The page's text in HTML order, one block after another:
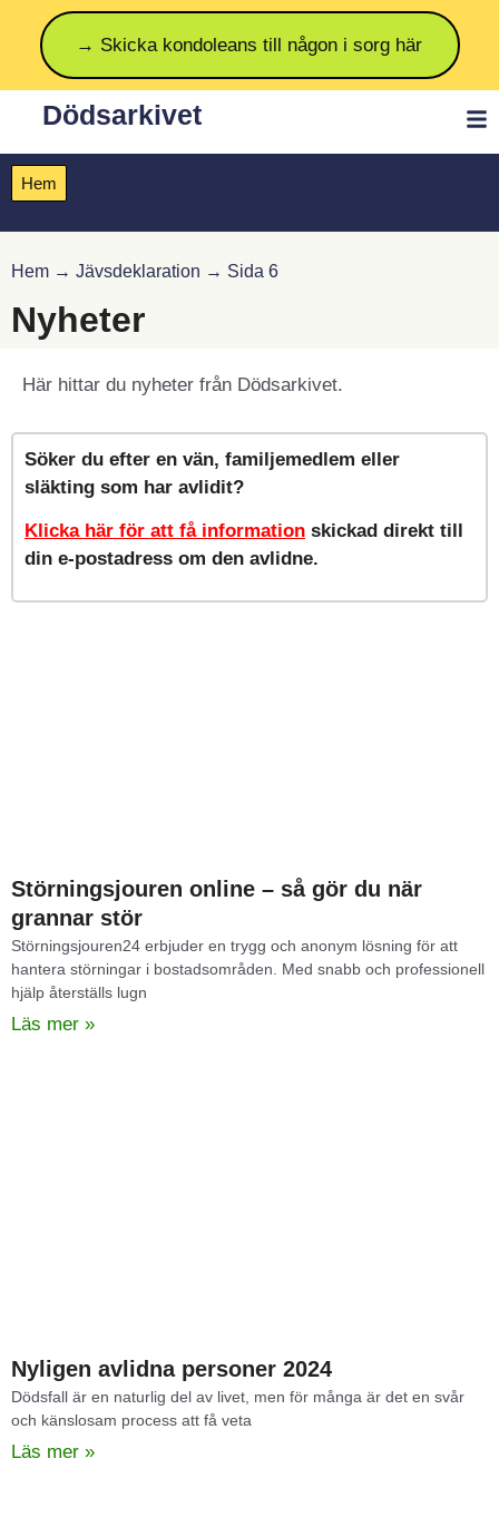
→ Skicka kondoleans till någon i sorg här
Dödsarkivet
Hem
Hem → Jävsdeklaration → Sida 6
Nyheter
Här hittar du nyheter från Dödsarkivet.
Söker du efter en vän, familjemedlem eller
släkting som har avlidit?
Klicka här för att få information skickad direkt till
din e-postadress om den avlidne.
Störningsjouren online – så gör du när
grannar stör
Störningsjouren24 erbjuder en trygg och anonym lösning för att
hantera störningar i bostadsområden. Med snabb och professionell
hjälp återställs lugn
Läs mer »
Nyligen avlidna personer 2024
Dödsfall är en naturlig del av livet, men för många är det en svår
och känslosam process att få veta
Läs mer »